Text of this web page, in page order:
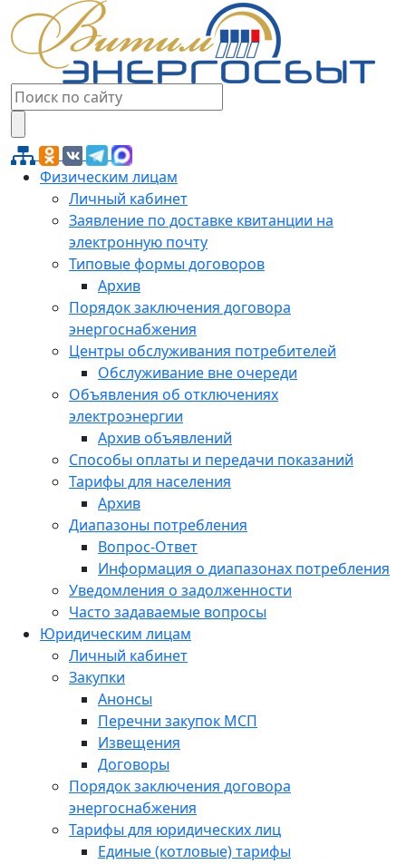
Физическим лицам
Личный кабинет
Заявление по доставке квитанции на
электронную почту
Типовые формы договоров
Архив
Порядок заключения договора
энергоснабжения
Центры обслуживания потребителей
Обслуживание вне очереди
Объявления об отключениях
электроэнергии
Архив объявлений
Способы оплаты и передачи показаний
Тарифы для населения
Архив
Диапазоны потребления
Вопрос-Ответ
Информация о диапазонах потребления
Уведомления о задолженности
Часто задаваемые вопросы
Юридическим лицам
Личный кабинет
Закупки
Анонсы
Перечни закупок МСП
Извещения
Договоры
Порядок заключения договора
энергоснабжения
Тарифы для юридических лиц
Единые (котловые) тарифы